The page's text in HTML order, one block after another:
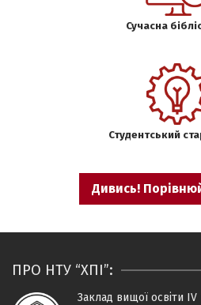
Сучасна
Студентський
Дивись!
ПРО НТУ “ХПІ”:
Заклад вищої освіти IV